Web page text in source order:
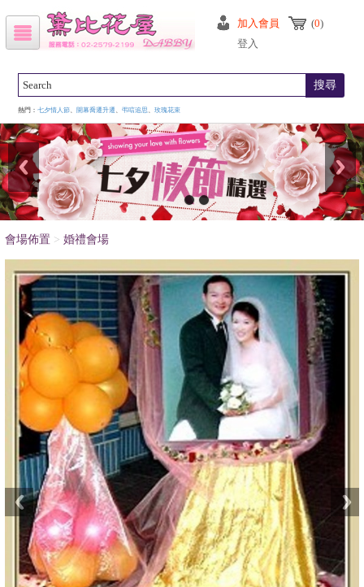
加入會員
登入
(0)
搜尋
熱門：七夕情人節、 開幕喬遷升遷 、弔唁追思、玫瑰花束
會場佈置 > 婚禮會場